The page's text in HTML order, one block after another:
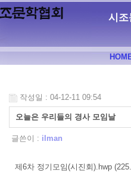
시조
작성일 : 04-12-11 09:54
오늘은 우리들의 경사 모임날
글쓴이 : ilman
제6차 정기모임(시진회).hwp